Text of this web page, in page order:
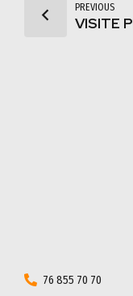
PREVIOUS
VISITE
76 855 70 70